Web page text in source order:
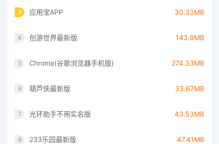
3 应用宝APP 30.33MB
4 创游世界最新版 143.9MB
5 Chrome(谷歌浏览器手机版) 274.33MB
6 葫芦侠最新版 33.67MB
7 光环助手不用实名版 43.53MB
8 233乐园最新版 47.41MB